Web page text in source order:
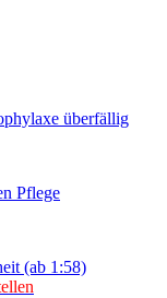
überfällig
Pflege
(ab 1:58)